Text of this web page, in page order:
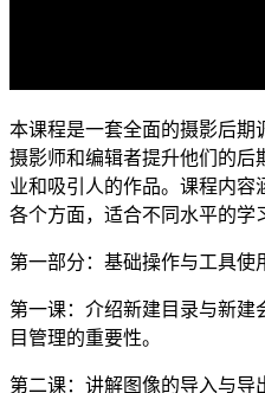
本课程是一套全面的摄影后期
摄影师和编辑者提升他们的后
业和吸引人的作品。课程内容
各个方面，适合不同水平的学
第一部分：基础操作与工具使
第一课：介绍新建目录与新建
目管理的重要性。
第二课：讲解图像的导入与导